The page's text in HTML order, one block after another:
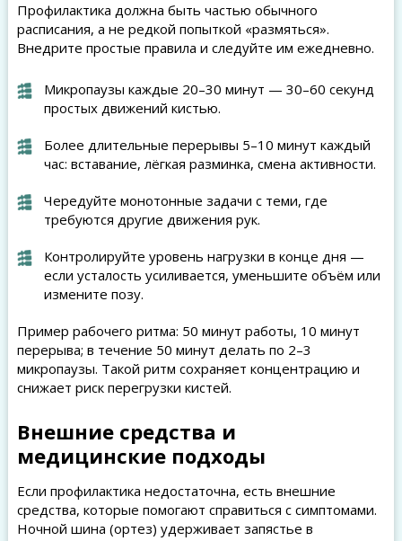
Профилактика должна быть частью обычного
расписания, а не редкой попыткой «размяться».
Внедрите простые правила и следуйте им ежедневно.
Микропаузы каждые 20–30 минут — 30–60 секунд
простых движений кистью.
Более длительные перерывы 5–10 минут каждый
час: вставание, лёгкая разминка, смена активности.
Чередуйте монотонные задачи с теми, где
требуются другие движения рук.
Контролируйте уровень нагрузки в конце дня —
если усталость усиливается, уменьшите объём или
измените позу.
Пример рабочего ритма: 50 минут работы, 10 минут
перерыва; в течение 50 минут делать по 2–3
микропаузы. Такой ритм сохраняет концентрацию и
снижает риск перегрузки кистей.
Внешние средства и
медицинские подходы
Если профилактика недостаточна, есть внешние
средства, которые помогают справиться с симптомами.
Ночной шина (ортез) удерживает запястье в